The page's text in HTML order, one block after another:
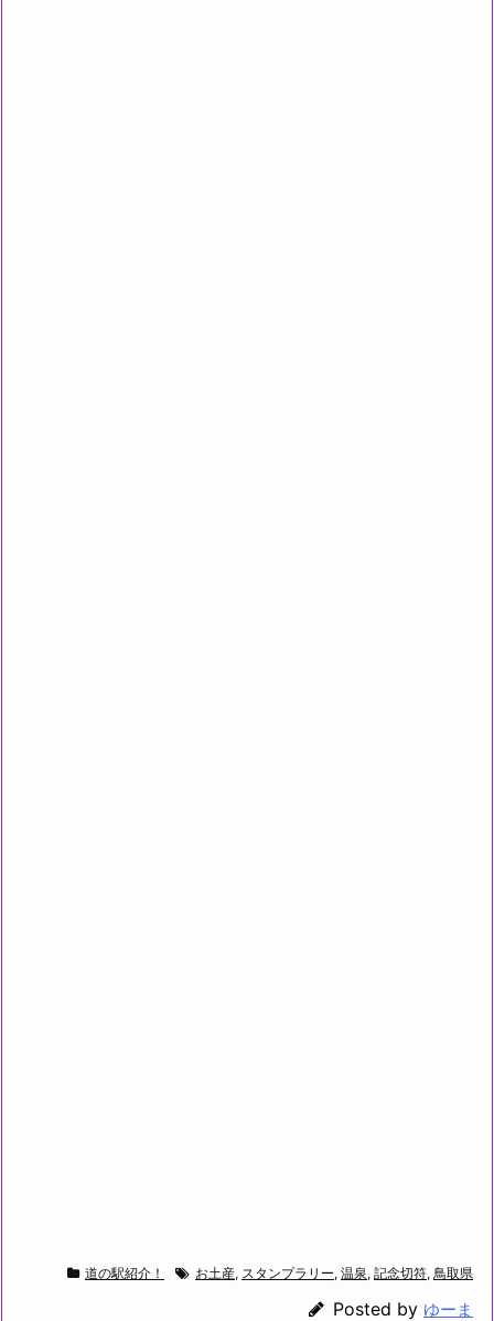
道の駅紹介！ お土産, スタンプラリー, 温泉, 記念切符, 鳥取県
Posted by ゆーま